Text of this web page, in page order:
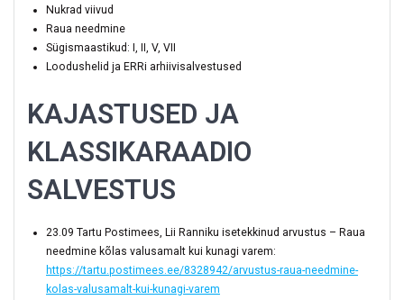
Nukrad viivud
Raua needmine
Sügismaastikud: I, II, V, VII
Loodushelid ja ERRi arhiivisalvestused
KAJASTUSED JA
KLASSIKARAADIO
SALVESTUS
23.09 Tartu Postimees, Lii Ranniku isetekkinud arvustus – Raua
needmine kõlas valusamalt kui kunagi varem:
https://tartu.postimees.ee/8328942/arvustus-raua-needmine-
kolas-valusamalt-kui-kunagi-varem